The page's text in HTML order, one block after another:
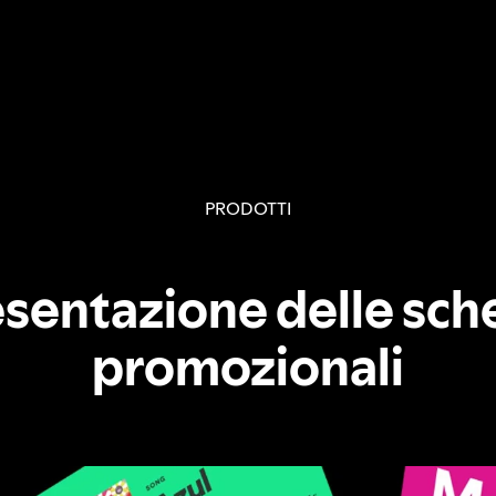
PRODOTTI
delle
promozionali